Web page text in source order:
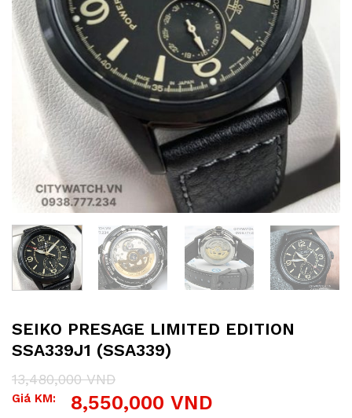
SEIKO PRESAGE LIMITED EDITION
SSA339J1 (SSA339)
13,480,000VND
Giá
8,550,000 VND
Giá
Giá KM: